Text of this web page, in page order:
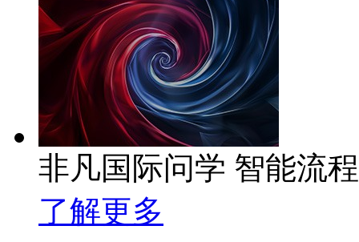
非凡国际问学 智能流
了解更多